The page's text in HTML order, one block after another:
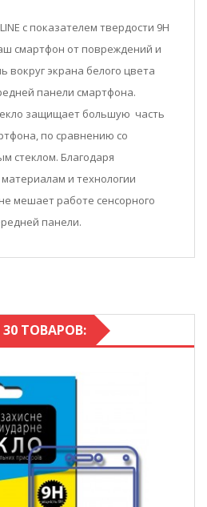
с показателем твердости 9Н
смартфон от повреждений и
вокруг экрана белого цвета
панели смартфона.
защищает большую часть
по сравнению со
стеклом. Благодаря
и технологии
мешает работе сенсорного
панели.
ТОВАРОВ: